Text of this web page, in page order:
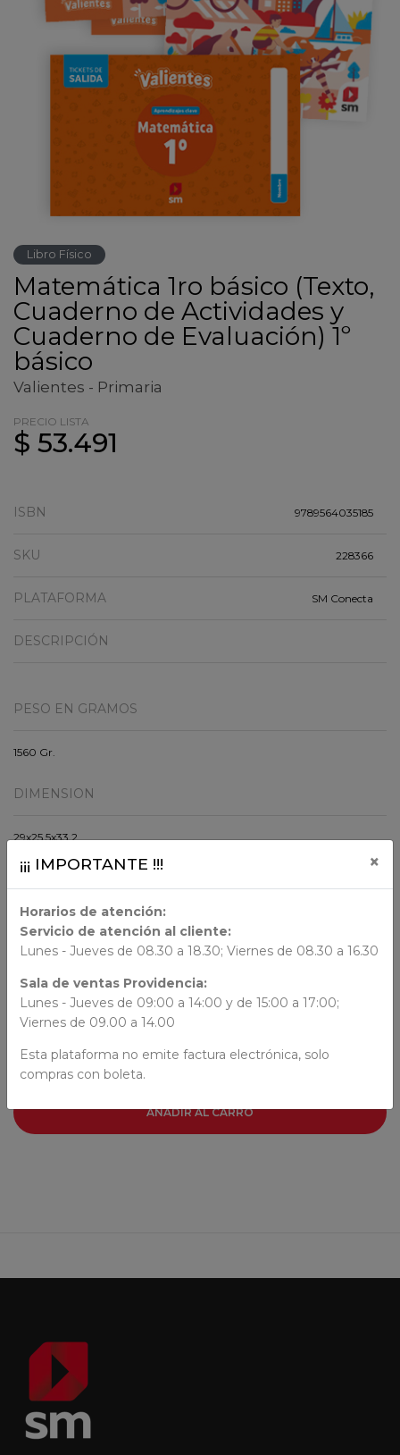
Libro Físico
Matemática 1ro básico (Texto,
Cuaderno de Actividades y
Cuaderno de Evaluación) 1º
básico
Valientes - Primaria
PRECIO LISTA
$ 53.491
ISBN 9789564035185
SKU 228366
PLATAFORMA SM Conecta
DESCRIPCIÓN
PESO EN GRAMOS
1560 Gr.
DIMENSION
29x25.5x33.2
N/N
AÑADIR AL CARRO
¡¡¡ IMPORTANTE !!! ×
Horarios de atención:
Servicio de atención al cliente:
Lunes - Jueves de 08.30 a 18.30; Viernes de 08.30 a 16.30
Sala de ventas Providencia:
Lunes - Jueves de 09:00 a 14:00 y de 15:00 a 17:00;
Viernes de 09.00 a 14.00
Esta plataforma no emite factura electrónica, solo
compras con boleta.